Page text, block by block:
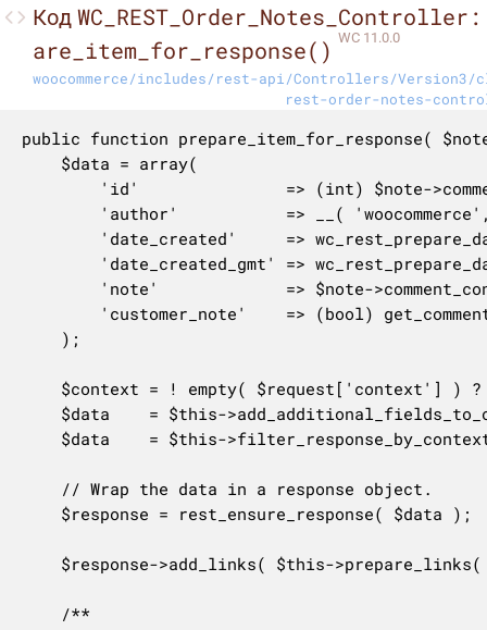
Код
are_item_for_response() WC 11.0.0
woocommerce/includes/rest-api/Controllers/Version3/
rest-order-notes-
public function prepare_item_for_response(